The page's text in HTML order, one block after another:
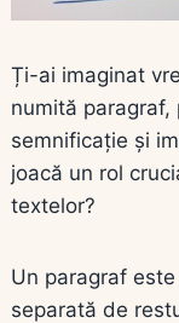
Ți-ai imaginat
numită paragraf,
semnificație și
joacă un rol
textelor?
Un paragraf
separată de